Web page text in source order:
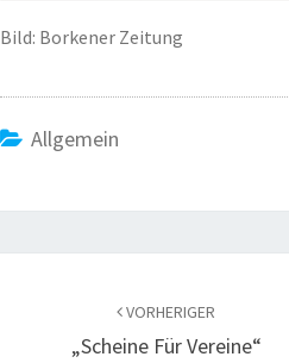
Bild: Borkener Zeitung
Allgemein
VORHERIGER
„Scheine Für Vereine“